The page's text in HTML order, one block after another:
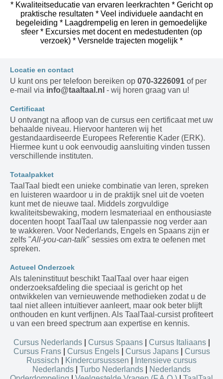
* Kwaliteitseducatie van ervaren leerkrachten * Gericht op
praktische resultaten * Veel individuele aandacht en
begeleiding * Laagdrempelig en leren in gemoedelijke
sfeer * Excursies met docent en medestudenten (op
verzoek) * Versnelde trajecten mogelijk *
Locatie en contact
U kunt ons per telefoon bereiken op 070-3226091 of per
e-mail via info@taaltaal.nl - wij horen graag van u!
Certificaat
U ontvangt na afloop van de cursus een certificaat met uw
behaalde niveau. Hiervoor hanteren wij het
gestandaardiseerde Europees Referentie Kader (ERK).
Hiermee kunt u ook eenvoudig aansluiting vinden tussen
verschillende instituten.
Totaalpakket
TaalTaal biedt een unieke combinatie van leren, spreken
en luisteren waardoor u in de praktijk snel uit de voeten
kunt met de nieuwe taal. Middels zorgvuldige
kwaliteitsbewaking, modern lesmateriaal en enthousiaste
docenten hoopt TaalTaal uw talenpassie nog verder aan
te wakkeren. Voor Nederlands, Engels en Spaans zijn er
zelfs "All-you-can-talk" sessies om extra te oefenen met
spreken.
Actueel Onderzoek
Als taleninstituut beschikt TaalTaal over haar eigen
onderzoeksafdeling die speciaal is gericht op het
ontwikkelen van vernieuwende methodieken zodat u de
taal niet alleen intuïtiever aanleert, maar ook beter blijft
onthouden en kunt verfijnen. Als TaalTaal-cursist profiteert
u van een breed spectrum aan expertise en kennis.
Cursus Nederlands| Cursus Spaans| Cursus Italiaans|
Cursus Frans| Cursus Engels| Cursus Japans| Cursus
Russisch
Kindercursusssen
Intensieve cursus
Nederlands
Turbo Nederlands
Nederlands